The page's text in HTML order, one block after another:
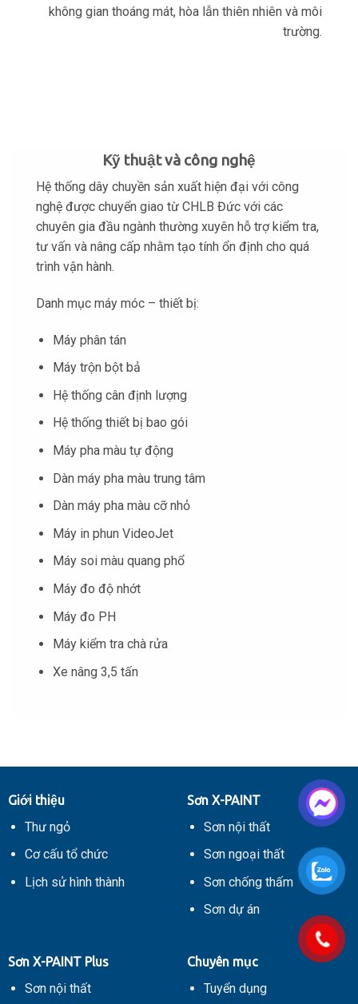
không gian thoáng mát, hòa lẫn thiên nhiên và môi
trường.
Kỹ thuật và công nghệ
Hệ thống dây chuyền sản xuất hiện đại với công
nghệ được chuyển giao từ CHLB Đức với các
chuyên gia đầu ngành thường xuyên hỗ trợ kiểm tra,
tư vấn và nâng cấp nhằm tạo tính ổn định cho quá
trình vận hành.
Danh mục máy móc – thiết bị:
Máy phân tán
Máy trộn bột bả
Hệ thống cân định lượng
Hệ thống thiết bị bao gói
Máy pha màu tự động
Dàn máy pha màu trung tâm
Dàn máy pha màu cỡ nhỏ
Máy in phun VideoJet
Máy soi màu quang phổ
Máy đo độ nhớt
Máy đo PH
Máy kiểm tra chà rửa
Xe nâng 3,5 tấn
Giới thiệu
Thư ngỏ
Cơ cấu tổ chức
Lịch sử hình thành
Sơn X-PAINT
Sơn nội thất
Sơn ngoại thất
Sơn chống thấm
Sơn dự án
Sơn X-PAINT Plus
Sơn nội thất
Chuyên mục
Tuyển dụng